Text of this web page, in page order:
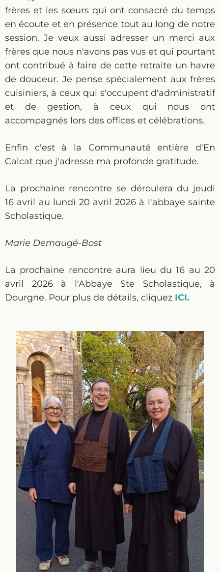
frères et les sœurs qui ont consacré du temps
en écoute et en présence tout au long de notre
session. Je veux aussi adresser un merci aux
frères que nous n'avons pas vus et qui pourtant
ont contribué à faire de cette retraite un havre
de douceur. Je pense spécialement aux frères
cuisiniers, à ceux qui s'occupent d'administratif
et de gestion, à ceux qui nous ont
accompagnés lors des offices et célébrations.
Enfin c'est à la Communauté entière d'En
Calcat que j'adresse ma profonde gratitude.
La prochaine rencontre se déroulera du jeudi
16 avril au lundi 20 avril 2026 à l'abbaye sainte
Scholastique.
Marie Demaugé-Bost
La prochaine rencontre aura lieu du 16 au 20
avril 2026 à l'Abbaye Ste Scholastique, à
Dourgne. Pour plus de détails, cliquez ICI.